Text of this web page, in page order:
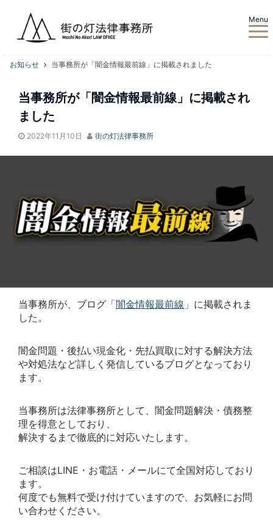
Menu
お知らせ 当事務所が「闇金情報最前線」に掲載されました
当事務所が「闇金情報最前線」に掲載され
ました
2022年11月10日 街の灯法律事務所
当事務所が、ブログ「闇金情報最前線 」に掲載されま
した。
闇金問題・後払い現金化・先払買取に対する解決方法
や対処法など詳しく発信しているブログとなっており
ます。
当事務所は法律事務所として、闇金問題解決・債務整
理を得意としており、
解決するまで徹底的に対応いたします。
ご相談はLINE・お電話・メールにて全国対応しており
ます。
何度でも無料で受け付けていますので、お気軽にお問
い合わせください。